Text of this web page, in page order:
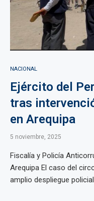
NACIONAL
Ejército del
tras
en Arequipa
5 noviembre, 2025
Fiscalía y Policía
Arequipa El caso del
amplio despliegue policial